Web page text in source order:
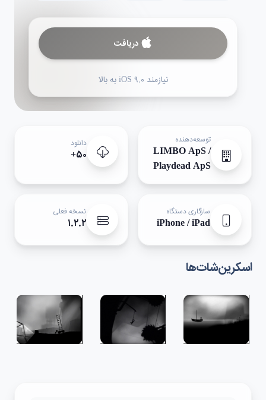
دریافت
نیازمند iOS ۹.۰ به بالا
توسعه‌دهنده
LIMBO ApS /
Playdead ApS
دانلود
۵۰+
سازگاری دستگاه
iPhone / iPad
نسخه فعلی
۱.۲.۲
اسکرین‌شات‌ها